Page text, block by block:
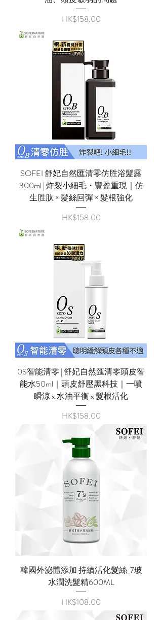
價格
HK$158.00
SOFEI 舒妃自然匯清零仿胜浴髮露
300ml | 炸裂小細毛・豐盈重現｜仿
生胜肽 × 髮絲回彈 × 髮根強化
價格
HK$158.00
0S智能清零 | 舒妃自然匯清零頭皮智
能水50ml｜頭皮舒壓黑科技｜一噴
瞬涼 x 水油平衡 x 髮根活化
價格
HK$158.00
韓國外泌體添加 持續活化髮絲_7玻
水潤洗髮精600ML
價格
HK$108.00